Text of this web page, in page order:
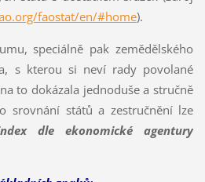
faostat/en/#home).
speciálně pak zemědělského
s kterou si neví rady povolané
to dokázala jednoduše a stručně
srovnání států a zestručnění lze
dle ekonomické agentury